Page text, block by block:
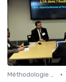
Méthodologie de déploiement IA •